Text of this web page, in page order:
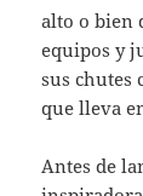
alto o bien
equipos y
sus chutes
que lleva
Antes de